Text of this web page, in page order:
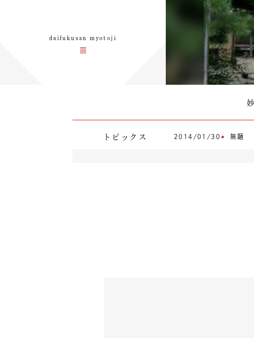
daifukusan myotoji
トピックス 2014/01/30 無題